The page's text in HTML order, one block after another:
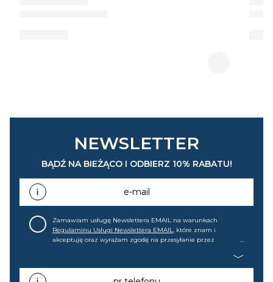
NEWSLETTER
BĄDŹ NA BIEŻĄCO I ODBIERZ 10% RABATU!
e-mail
Zamawiam usługę Newslettera EMAIL na warunkach
Regulaminu Usługi Newslettera EMAIL, które znam i
akceptuję oraz wyrażam zgodę na przesyłanie przez
promocjach, wyprzedażach). Wiem, że mogę tę zgodę w
każdej chwili cofnąć.